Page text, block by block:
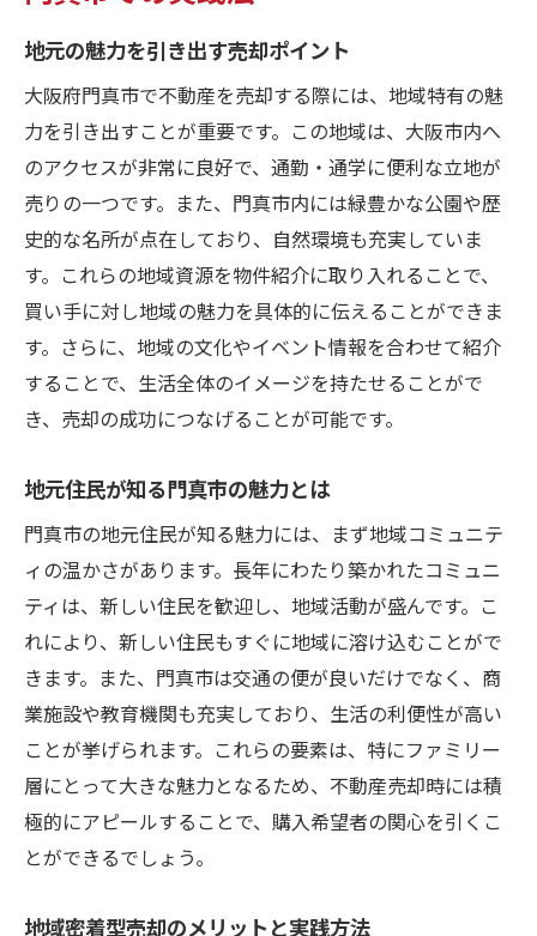
地元の魅力を引き出す売却ポイント
大阪府門真市で不動産を売却する際には、地域特有の魅
力を引き出すことが重要です。この地域は、大阪市内へ
のアクセスが非常に良好で、通勤・通学に便利な立地が
売りの一つです。また、門真市内には緑豊かな公園や歴
史的な名所が点在しており、自然環境も充実していま
す。これらの地域資源を物件紹介に取り入れることで、
買い手に対し地域の魅力を具体的に伝えることができま
す。さらに、地域の文化やイベント情報を合わせて紹介
することで、生活全体のイメージを持たせることがで
き、売却の成功につなげることが可能です。
地元住民が知る門真市の魅力とは
門真市の地元住民が知る魅力には、まず地域コミュニテ
ィの温かさがあります。長年にわたり築かれたコミュニ
ティは、新しい住民を歓迎し、地域活動が盛んです。こ
れにより、新しい住民もすぐに地域に溶け込むことがで
きます。また、門真市は交通の便が良いだけでなく、商
業施設や教育機関も充実しており、生活の利便性が高い
ことが挙げられます。これらの要素は、特にファミリー
層にとって大きな魅力となるため、不動産売却時には積
極的にアピールすることで、購入希望者の関心を引くこ
とができるでしょう。
地域密着型売却のメリットと実践方法